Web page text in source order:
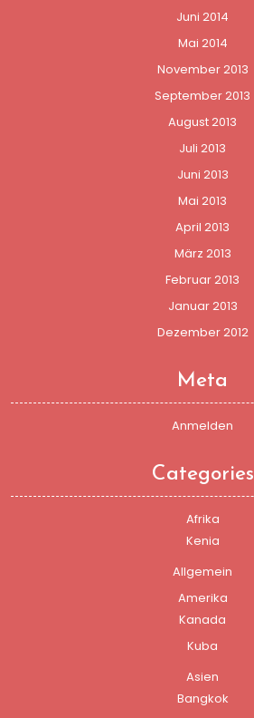
Juni 2014
Mai 2014
November 2013
September 2013
August 2013
Juli 2013
Juni 2013
Mai 2013
April 2013
März 2013
Februar 2013
Januar 2013
Dezember 2012
Meta
Anmelden
Categories
Afrika
Kenia
Allgemein
Amerika
Kanada
Kuba
Asien
Bangkok